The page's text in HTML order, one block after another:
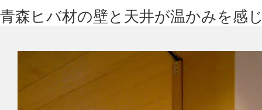
青森ヒバ材の壁と天井が温かみを感